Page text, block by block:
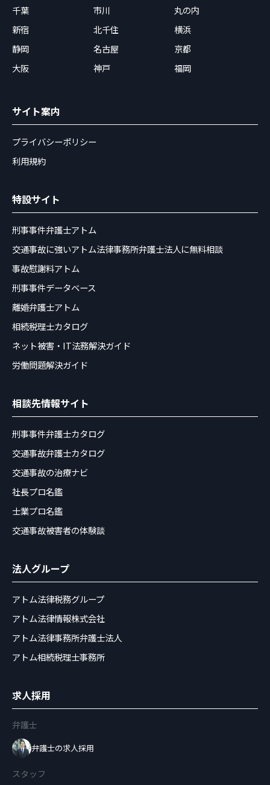
千葉
市川
丸の内
新宿
北千住
横浜
静岡
名古屋
京都
大阪
神戸 福岡
サイト案内
プライバシーポリシー
利用規約
特設サイト
刑事事件弁護士アトム
交通事故に強いアトム法律事務所弁護士法人に無料相談
事故慰謝料アトム
刑事事件データベース
離婚弁護士アトム
相続税理士カタログ
ネット被害・IT法務解決ガイド
労働問題解決ガイド
相談先情報サイト
刑事事件弁護士カタログ
交通事故弁護士カタログ
交通事故の治療ナビ
社長プロ名鑑
士業プロ名鑑
交通事故被害者の体験談
法人グループ
アトム法律税務グループ
アトム法律情報株式会社
アトム法律事務所弁護士法人
アトム相続税理士事務所
求人採用
弁護士
弁護士の求人採用
スタッフ